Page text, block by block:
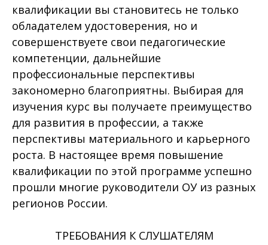
квалификации вы становитесь не только
обладателем удостоверения, но и
совершенствуете свои педагогические
компетенции, дальнейшие
профессиональные перспективы
закономерно благоприятны. Выбирая для
изучения курс вы получаете преимущество
для развития в профессии, а также
перспективы материального и карьерного
роста. В настоящее время повышение
квалификации по этой программе успешно
прошли многие руководители ОУ из разных
регионов России.
ТРЕБОВАНИЯ К СЛУШАТЕЛЯМ